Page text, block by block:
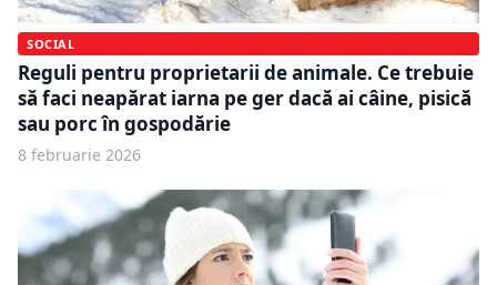
SOCIAL
Reguli pentru proprietarii de animale. Ce trebuie
să faci neapărat iarna pe ger dacă ai câine, pisică
sau porc în gospodărie
8 februarie 2026